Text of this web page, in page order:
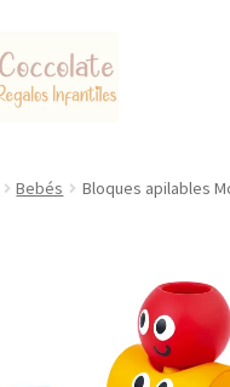
Bebés Bloques apilables